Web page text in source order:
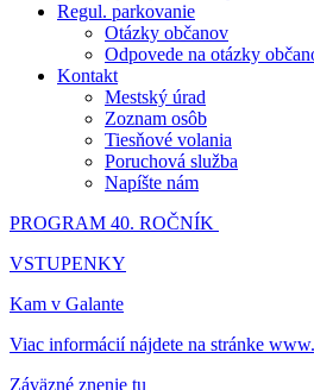
Regul. parkovanie
Otázky občanov
Odpovede na otázky
Kontakt
Mestský úrad
Zoznam osôb
Tiesňové volania
Poruchová služba
Napíšte nám
PROGRAM 40. ROČNÍK
VSTUPENKY
Kam v Galante
Viac informácií nájdete na stránke
Záväzné znenie tu